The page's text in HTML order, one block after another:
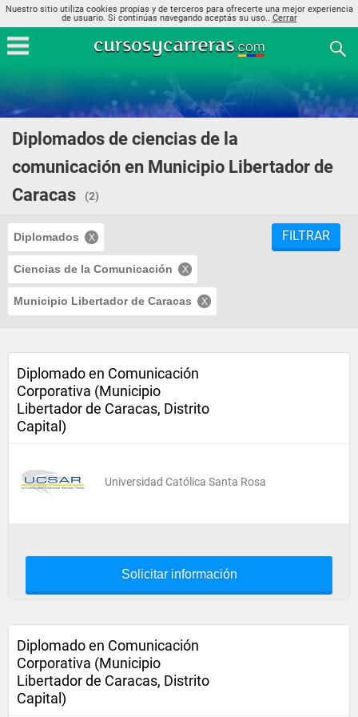
Nuestro sitio utiliza cookies propias y de terceros para ofrecerte una mejor experiencia
de usuario. Si continúas navegando aceptás su uso.. Cerrar
Diplomados de ciencias de la
comunicación en Municipio Libertador de
Caracas
(2)
Diplomados
Ciencias de la Comunicación
Municipio Libertador de Caracas
FILTRAR
Diplomado en Comunicación
Corporativa (Municipio
Libertador de Caracas, Distrito
Capital)
Universidad Católica Santa Rosa
Solicitar información
Diplomado en Comunicación
Corporativa (Municipio
Libertador de Caracas, Distrito
Capital)